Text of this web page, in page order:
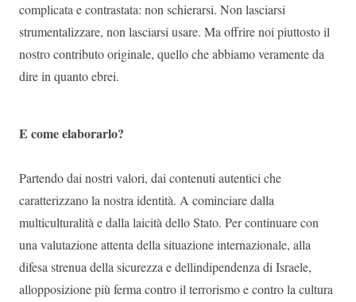
complicata e contrastata: non schierarsi. Non lasciarsi
strumentalizzare, non lasciarsi usare. Ma offrire noi piuttosto il
nostro contributo originale, quello che abbiamo veramente da
dire in quanto ebrei.
E come elaborarlo?
Partendo dai nostri valori, dai contenuti autentici che
caratterizzano la nostra identità. A cominciare dalla
multiculturalità e dalla laicità dello Stato. Per continuare con
una valutazione attenta della situazione internazionale, alla
difesa strenua della sicurezza e dellindipendenza di Israele,
allopposizione più ferma contro il terrorismo e contro la cultura